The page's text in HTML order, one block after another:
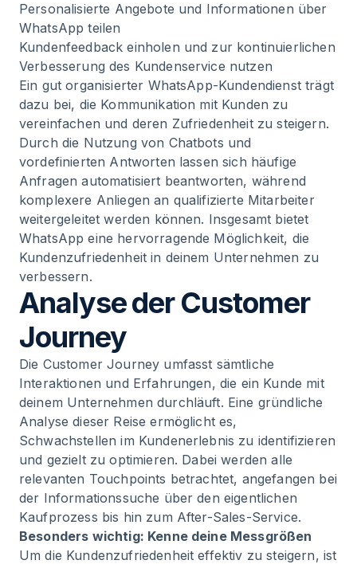
Personalisierte Angebote und Informationen über
WhatsApp teilen
Kundenfeedback einholen und zur kontinuierlichen
Verbesserung des Kundenservice nutzen
Ein gut organisierter WhatsApp-Kundendienst trägt
dazu bei, die Kommunikation mit Kunden zu
vereinfachen und deren Zufriedenheit zu steigern.
Durch die Nutzung von Chatbots und
vordefinierten Antworten lassen sich häufige
Anfragen automatisiert beantworten, während
komplexere Anliegen an qualifizierte Mitarbeiter
weitergeleitet werden können. Insgesamt bietet
WhatsApp eine hervorragende Möglichkeit, die
Kundenzufriedenheit in deinem Unternehmen zu
verbessern.
Analyse der Customer
Journey
Die Customer Journey umfasst sämtliche
Interaktionen und Erfahrungen, die ein Kunde mit
deinem Unternehmen durchläuft. Eine gründliche
Analyse dieser Reise ermöglicht es,
Schwachstellen im Kundenerlebnis zu identifizieren
und gezielt zu optimieren. Dabei werden alle
relevanten Touchpoints betrachtet, angefangen bei
der Informationssuche über den eigentlichen
Kaufprozess bis hin zum After-Sales-Service.
Besonders wichtig: Kenne deine Messgrößen
Um die Kundenzufriedenheit effektiv zu steigern, ist